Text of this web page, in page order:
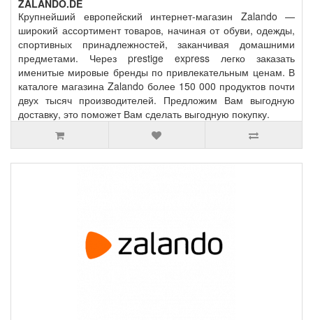
ZALANDO.DE
Крупнейший европейский интернет-магазин Zalando —
широкий ассортимент товаров, начиная от обуви, одежды,
спортивных принадлежностей, заканчивая домашними
предметами. Через prestige express легко заказать
именитые мировые бренды по привлекательным ценам. В
каталоге магазина Zalando более 150 000 продуктов почти
двух тысяч производителей. Предложим Вам выгодную
доставку, это поможет Вам сделать выгодную покупку.